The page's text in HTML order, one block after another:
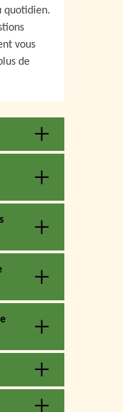
quotidien.
vous
de